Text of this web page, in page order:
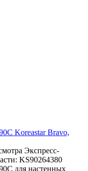
Koreastar Bravo,
Экспресс-
KS90264380
для настенных